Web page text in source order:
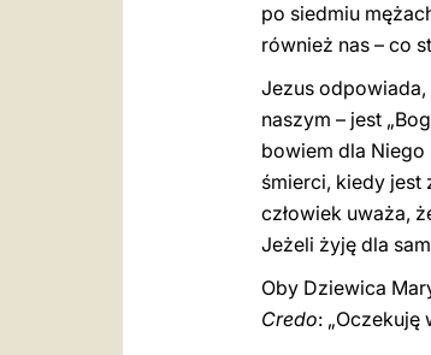
po siedmiu
również nas – co
Jezus
naszym – jest
bowiem dla
śmierci, kiedy jest
człowiek uważa,
Jeżeli żyję dla
Oby Dziewica
Credo: „Oczekuję